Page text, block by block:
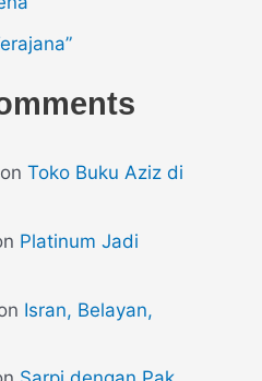
on Toko Buku Aziz di
Platinum Jadi
Isran, Belayan,